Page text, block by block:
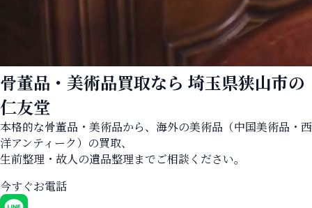
骨董品・美術品買取なら 埼玉県狭山市の
仁友堂
本格的な骨董品・美術品から、海外の美術品（中国美術品・西
洋アンティーク）の買取、
生前整理・故人の遺品整理までご相談ください。
今すぐお電話